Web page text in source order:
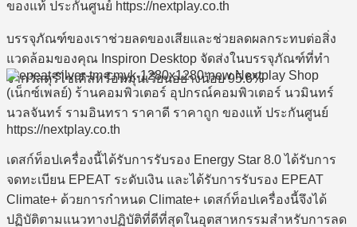
บรรจุภัณฑ์ของเราช่วยลดของเสียและช่วยลดผลกระทบต่อสิ่ง
แวดล้อมของคุณ Inspiron Desktop จัดส่งในบรรจุภัณฑ์ที่ทำ
จากวัสดุรีไซเคิลหรือหมุนเวียนอย่างน้อย 95.6%
เดสก์ท็อปเครื่องนี้ได้รับการรับรอง Energy Star 8.0 ได้รับการ
จดทะเบียน EPEAT ระดับเงิน และได้รับการรับรอง EPEAT
Climate+ ด้วยการกำหนด Climate+ เดสก์ท็อปเครื่องนี้จึงได้
ปฏิบัติตามแนวทางปฏิบัติที่ดีที่สุดในอุตสาหกรรมสำหรับการลด